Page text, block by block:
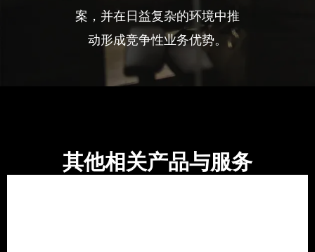
案，并在日益复杂的环境中推
动形成竞争性业务优势。
其他相关产品与服务